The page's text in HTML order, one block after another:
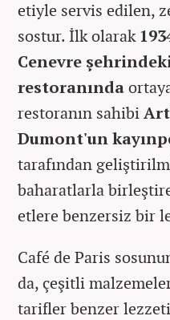
etiyle servis edilen,
sostur. İlk olarak
Cenevre
restoranında
restoranın sahibi
Dumont'un
tarafından
baharatlarla
etlere benzersiz bir
Café de Paris
da, çeşitli
tarifler benzer